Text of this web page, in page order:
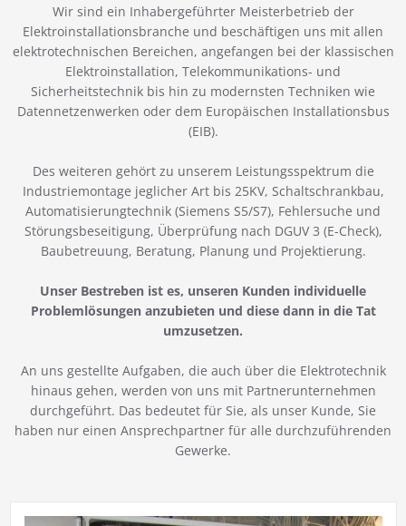
Wir sind ein Inhabergeführter Meisterbetrieb der
Elektroinstallationsbranche und beschäftigen uns mit allen
elektrotechnischen Bereichen, angefangen bei der klassischen
Elektroinstallation, Telekommunikations- und
Sicherheitstechnik bis hin zu modernsten Techniken wie
Datennetzenwerken oder dem Europäischen Installationsbus
(EIB).
Des weiteren gehört zu unserem Leistungsspektrum die
Industriemontage jeglicher Art bis 25KV, Schaltschrankbau,
Automatisierungtechnik (Siemens S5/S7), Fehlersuche und
Störungsbeseitigung, Überprüfung nach DGUV 3 (E-Check),
Baubetreuung, Beratung, Planung und Projektierung.
Unser Bestreben ist es, unseren Kunden individuelle
Problemlösungen anzubieten und diese dann in die Tat
umzusetzen.
An uns gestellte Aufgaben, die auch über die Elektrotechnik
hinaus gehen, werden von uns mit Partnerunternehmen
durchgeführt. Das bedeutet für Sie, als unser Kunde, Sie
haben nur einen Ansprechpartner für alle durchzuführenden
Gewerke.